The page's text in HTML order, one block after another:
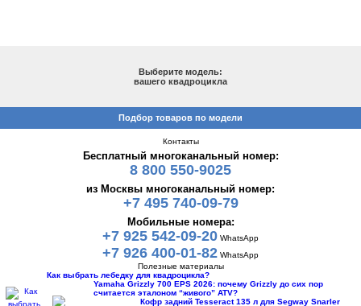
Выберите модель:
вашего квадроцикла
Подбор товаров по модели
Контакты
Бесплатный многоканальный номер:
8 800 550-9025
из Москвы многоканальный номер:
+7 495 740-09-79
Мобильные номера:
+7 925 542-09-20 WhatsApp
+7 926 400-01-82 WhatsApp
Полезные материалы
Как выбрать лебедку для квадроцикла?
Yamaha Grizzly 700 EPS 2026: почему Grizzly до сих пор
считается эталоном “живого” ATV?
Кофр задний Tesseract 135 л для Segway Snarler